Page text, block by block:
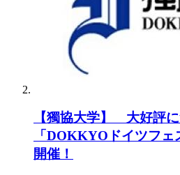
【獨協大学】 大好評
「DOKKYOドイツフェ
開催！